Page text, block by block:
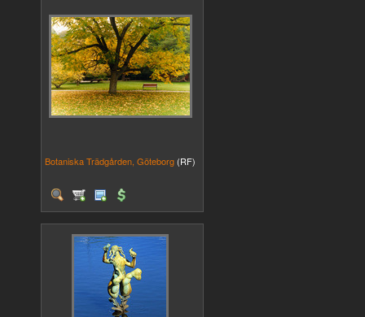
Botaniska Trädgården, Göteborg (RF)